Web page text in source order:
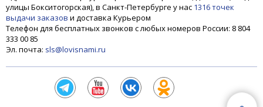
улицы Бокситогорская), в Санкт-Петербурге у нас 1316 точек
выдачи заказов и доставка Курьером
Телефон для бесплатных звонков с любых номеров России: 8 804
333 00 85
Эл. почта: sls@lovisnami.ru